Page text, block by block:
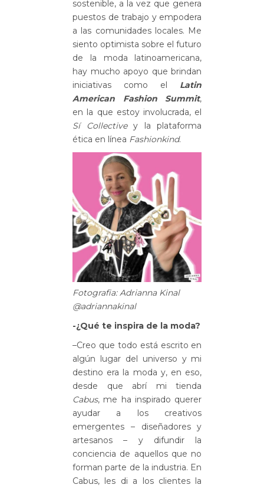
sostenible, a la vez que genera
puestos de trabajo y empodera
a las comunidades locales. Me
siento optimista sobre el futuro
de la moda latinoamericana,
hay mucho apoyo que brindan
iniciativas como el Latin
American Fashion Summit,
en la que estoy involucrada, el
Sí Collectivey la plataforma
ética en línea Fashionkind.
Fotografia: Adrianna Kinal
@adriannakinal
-¿Qué te inspira de la moda?
–Creo que todo está escrito en
algún lugar del universo y mi
destino era la moda y, en eso,
desde que abrí mi tienda
Cabus, me ha inspirado querer
ayudar a los creativos
emergentes – diseñadores y
artesanos – y difundir la
conciencia de aquellos que no
forman parte de la industria. En
Cabus, les di a los clientes la